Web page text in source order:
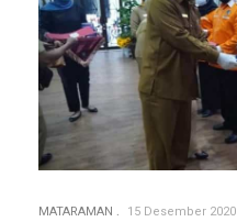
MATARAMAN 15 Desember 2020